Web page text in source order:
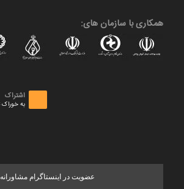
همکاری با سازمان های:
اشتراک
به خوراک RSS
عضویت در اینستاگرام مشاورانه